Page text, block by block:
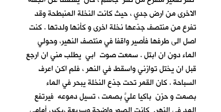
الاخرى من ارض جدي ، حيث كانت النخلة المنبطحة وقد
تفرع من منتصف جذعها نخلة اخرى و كأنها ولدتها . كنت
اصل الى طرفها فأصير واقفا في منتصف النهير، وحولي
الماء دون ان ابتل . سمعت صوت ابي يطلب مني ان ارجع
قبل ان يختل توازني واسقط في النهر ، فلم اكن اعرف
السباحة . كان القمر تحت جذع النخلة يبحر في الماء
بصمت و حزن باكيا عليَّ بصمت ، تسيل دموعه فيرتفع